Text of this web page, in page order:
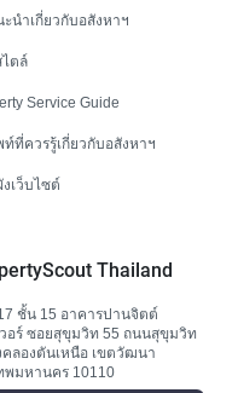
นำเกี่ยวกับอสังหาฯ
ตล์
Service Guide
ที่ควรรู้เกี่ยวกับอสังหาฯ
เว็บไซต์
Thailand
ชั้น 15 อาคารปานจิตต์
อร์ ซอยสุขุมวิท 55 ถนนสุขุมวิท
ลองตันเหนือ เขตวัฒนา
พมหานคร 10110